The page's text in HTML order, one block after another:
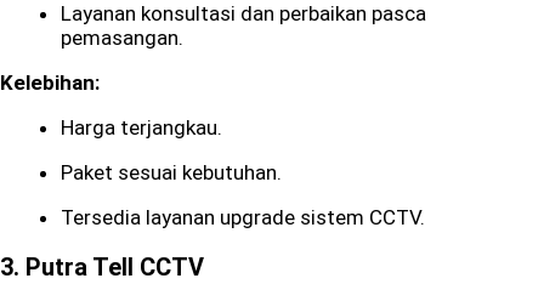
Layanan konsultasi dan perbaikan pasca
pemasangan.
Kelebihan:
Harga terjangkau.
Paket sesuai kebutuhan.
Tersedia layanan upgrade sistem CCTV.
3. Putra Tell CCTV